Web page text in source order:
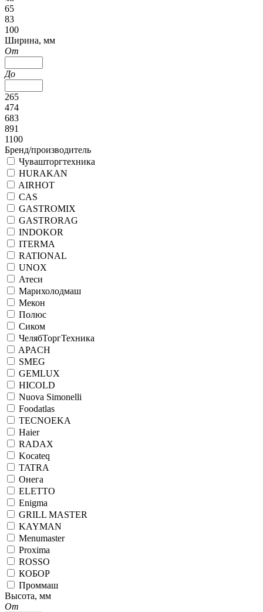
65
83
100
Ширина, мм
От
До
265
474
683
891
1100
Бренд/производитель
Чувашторгтехника
HURAKAN
AIRHOT
CAS
GASTROMIX
GASTRORAG
INDOKOR
ITERMA
RATIONAL
UNOX
Атеси
Марихолодмаш
Мекон
Полюс
Сиком
ЧелябТоргТехника
APACH
SMEG
GEMLUX
HICOLD
Nuova Simonelli
Foodatlas
TECNOEKA
Haier
RADAX
Kocateq
TATRA
Онега
ELETTO
Enigma
GRILL MASTER
KAYMAN
Menumaster
Proxima
ROSSO
КОБОР
Проммаш
Высота, мм
От